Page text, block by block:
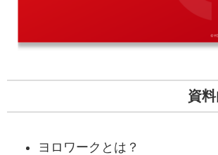
資
ヨロワークとは？